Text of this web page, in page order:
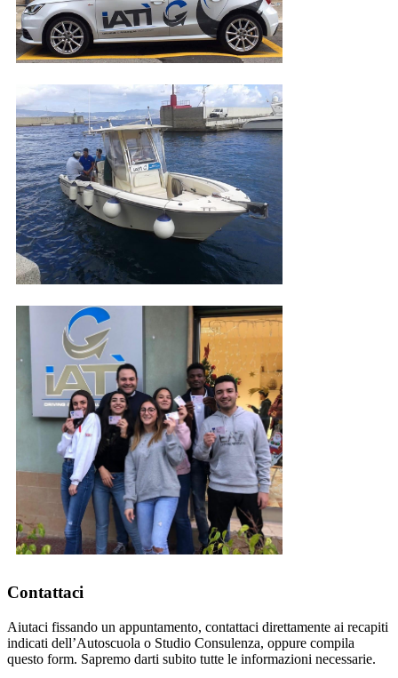
Contattaci
Aiutaci fissando un appuntamento, contattaci direttamente ai recapiti
indicati dell’Autoscuola o Studio Consulenza, oppure compila
questo form. Sapremo darti subito tutte le informazioni necessarie.